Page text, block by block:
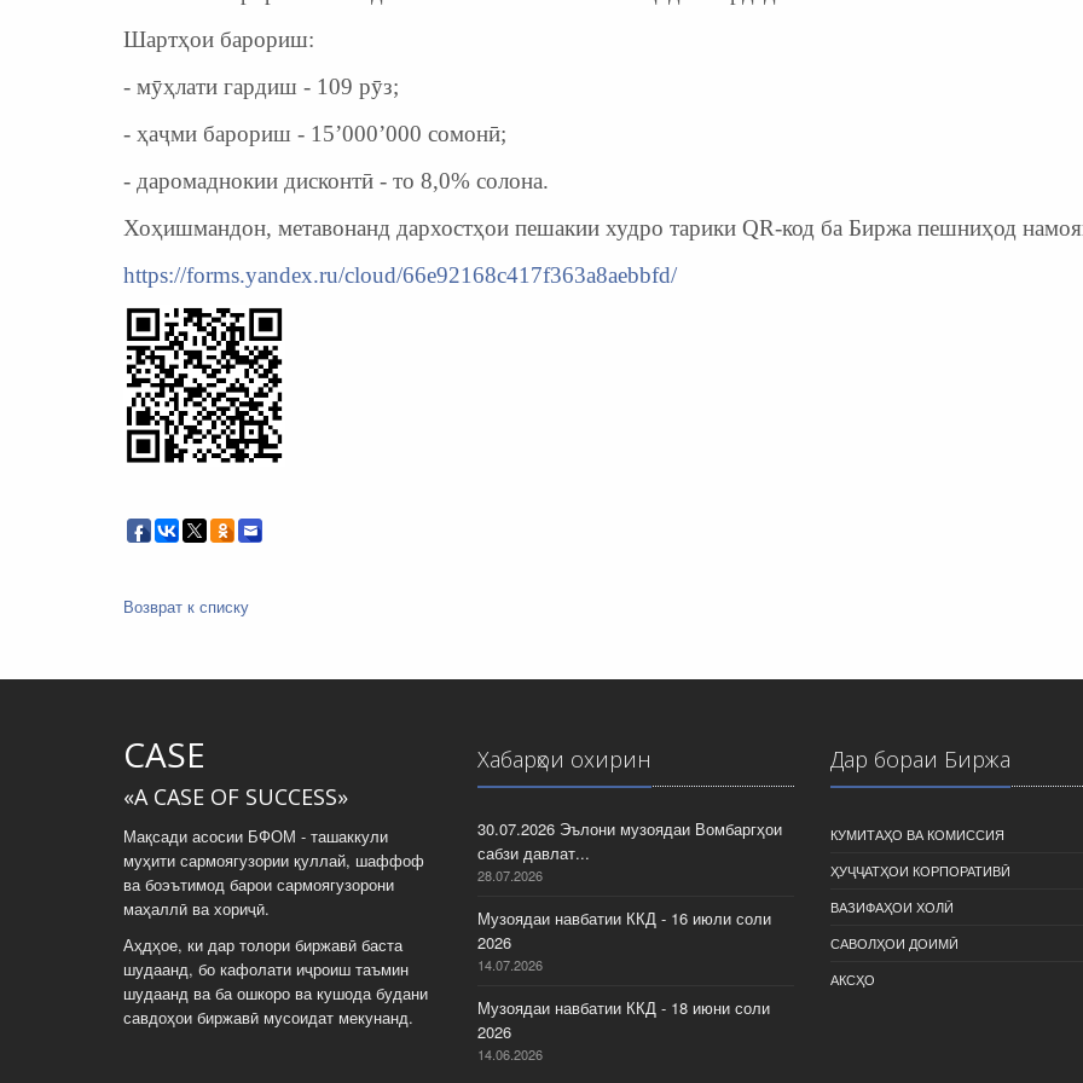
Шартҳои барориш:
- мӯҳлати гардиш - 109 рӯз;
- ҳаҷми барориш - 15’000’000 сомонӣ;
- даромаднокии дисконтӣ - то 8,0% солона.
Хоҳишмандон, метавонанд дархостҳои пешакии худро тарики QR-код ба Биржа пешниҳод
https://forms.yandex.ru/cloud/66e92168c417f363a8aebbfd/
Возврат к списку
CASE
«A CASE OF SUCCESS»
Мақсади асосии БФОМ - ташаккули
муҳити сармоягузории қуллай, шаффоф
ва боэътимод барои сармоягузорони
маҳаллӣ ва хориҷӣ.
Аҳдҳое, ки дар толори биржавӣ баста
шудаанд, бо кафолати иҷроиш таъмин
шудаанд ва ба ошкоро ва кушода будани
савдоҳои биржавӣ мусоидат мекунанд.
Хабарҳои охирин
30.07.2026 Эълони музоядаи Вомбаргҳои
сабзи давлат...
28.07.2026
Музоядаи навбатии ККД - 16 июли соли
2026
14.07.2026
Музоядаи навбатии ККД - 18 июни соли
2026
14.06.2026
Дар бораи Биржа
КУМИТАҲО ВА КОМИССИЯ
ҲУҶҶАТҲОИ КОРПОРАТИВӢ
ВАЗИФАҲОИ ХОЛӢ
САВОЛҲОИ ДОИМӢ
АКСҲО